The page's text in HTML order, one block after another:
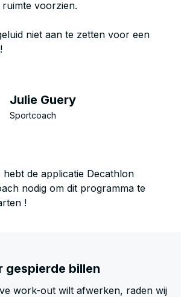
voorzien.
niet aan te zetten voor een
Julie Guery
Sportcoach
hebt de applicatie Decathlon
nodig om dit programma te
!
gespierde billen
work-out wilt afwerken, raden wij